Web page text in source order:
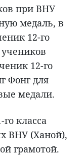
при ВНУ
медаль, в
12-го
12-го
Фонг для
медали.
класса
ВНУ (Ханой),
грамотой.